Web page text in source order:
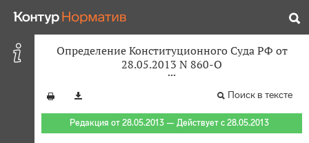
Определение Конституционного Суда РФ от
28.05.2013 N 860-О
Поиск в тексте
Редакция от 28.05.2013 — Действует с 28.05.2013